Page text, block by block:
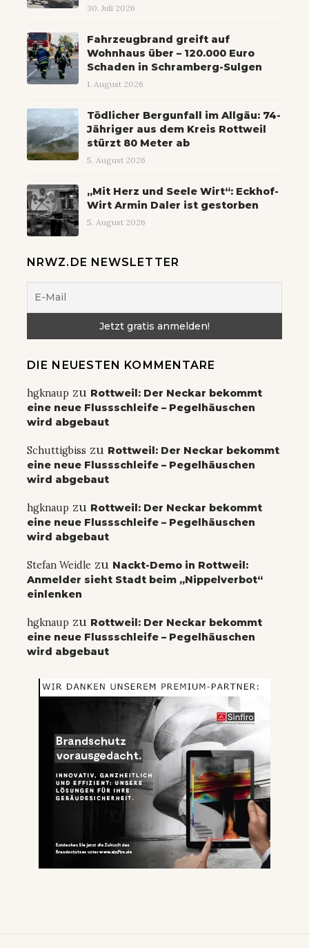
30. Juli 2026
Fahrzeugbrand greift auf
Wohnhaus über – 120.000 Euro
Schaden in Schramberg-Sulgen
1. August 2026
Tödlicher Bergunfall im Allgäu: 74-
Jähriger aus dem Kreis Rottweil
stürzt 80 Meter ab
5. August 2026
„Mit Herz und Seele Wirt“: Eckhof-
Wirt Armin Daler ist gestorben
5. August 2026
NRWZ.DE NEWSLETTER
DIE NEUESTEN KOMMENTARE
hgknaup zu Rottweil: Der Neckar bekommt
eine neue Flussschleife – Pegelhäuschen
wird abgebaut
Schuttigbiss zu Rottweil: Der Neckar bekommt
eine neue Flussschleife – Pegelhäuschen
wird abgebaut
hgknaup zu Rottweil: Der Neckar bekommt
eine neue Flussschleife – Pegelhäuschen
wird abgebaut
Stefan Weidle zu Nackt-Demo in Rottweil:
Anmelder sieht Stadt beim „Nippelverbot“
einlenken
hgknaup zu Rottweil: Der Neckar bekommt
eine neue Flussschleife – Pegelhäuschen
wird abgebaut